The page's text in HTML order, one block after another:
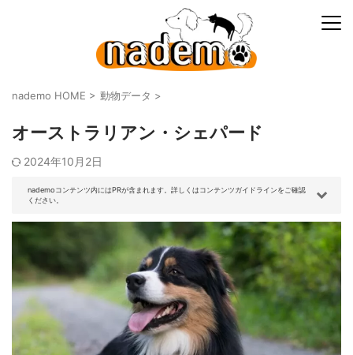
nademo HOME > 動物データ >
オーストラリアン・シェパード
2024年10月2日
nademoコンテンツ内にはPRが含まれます。詳しくはコンテンツガイドラインをご確認
ください。